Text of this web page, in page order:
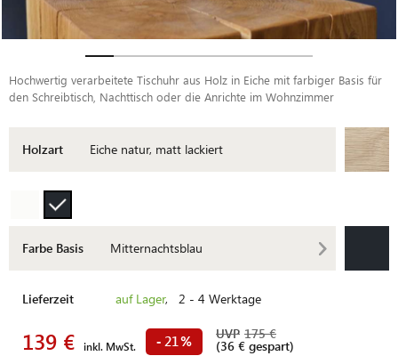
Hochwertig verarbeitete Tischuhr aus Holz in Eiche mit farbiger Basis für
den Schreibtisch, Nachttisch oder die Anrichte im Wohnzimmer
Holzart Eiche natur, matt lackiert
Farbe Basis Mitternachtsblau
Lieferzeit auf Lager, 2 - 4 Werktage
139 € inkl. MwSt. - 21 %
UVP 175 €
(36 € gespart)